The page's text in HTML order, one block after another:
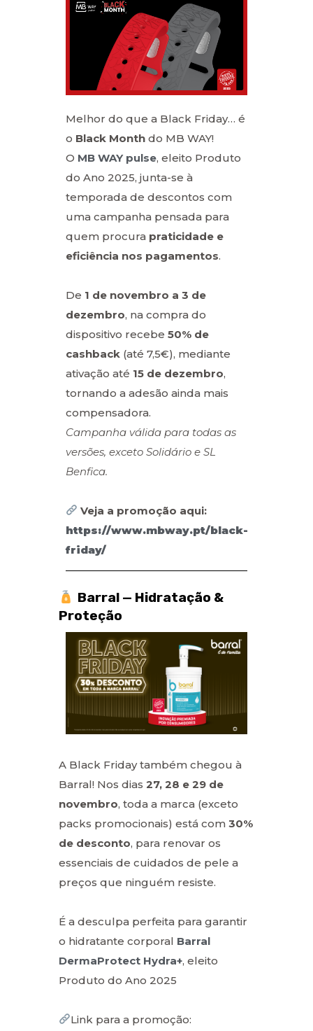
Melhor do que a Black Friday… é
o Black Month do MB WAY!
O MB WAY pulse, eleito Produto
do Ano 2025, junta-se à
temporada de descontos com
uma campanha pensada para
quem procura praticidade e
eficiência nos pagamentos.
De 1 de novembro a 3 de
dezembro, na compra do
dispositivo recebe 50% de
cashback (até 7,5€), mediante
ativação até 15 de dezembro,
tornando a adesão ainda mais
compensadora.
Campanha válida para todas as
versões, exceto Solidário e SL
Benfica.
Veja a promoção aqui:
https://www.mbway.pt/black-
friday/
Barral — Hidratação &
Proteção
A Black Friday também chegou à
Barral! Nos dias 27, 28 e 29 de
novembro, toda a marca (exceto
packs promocionais) está com 30%
de desconto, para renovar os
essenciais de cuidados de pele a
preços que ninguém resiste.
É a desculpa perfeita para garantir
o hidratante corporal Barral
DermaProtect Hydra+, eleito
Produto do Ano 2025
Link para a promoção: